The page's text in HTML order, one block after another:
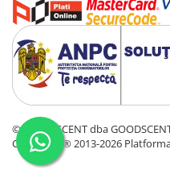
© GOOD SCENT dba
COMPANY® 2013-2026